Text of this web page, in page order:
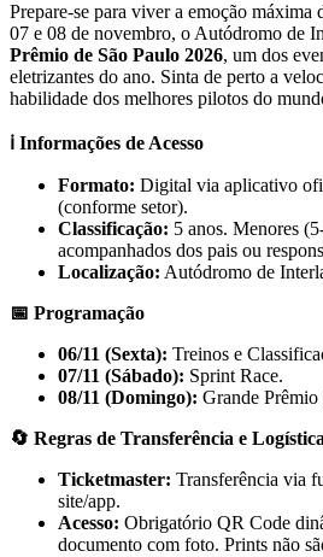
Prepare-se para viver a emoção
07 e 08 de novembro, o Autódromo de
Prêmio de São Paulo 2026, um dos
eletrizantes do ano. Sinta de perto a
habilidade dos melhores pilotos do
ℹ️ Informações de Acesso
Formato: Digital via aplicativo
(conforme setor).
Classificação: 5 anos. Menores
acompanhados dos pais ou
Localização: Autódromo de
📅 Programação
06/11 (Sexta): Treinos e
07/11 (Sábado): Sprint Race.
08/11 (Domingo): Grande
🔄 Regras de Transferência e Logística
Ticketmaster: Transferência via
site/app.
Acesso: Obrigatório QR Code
documento com foto. Prints não